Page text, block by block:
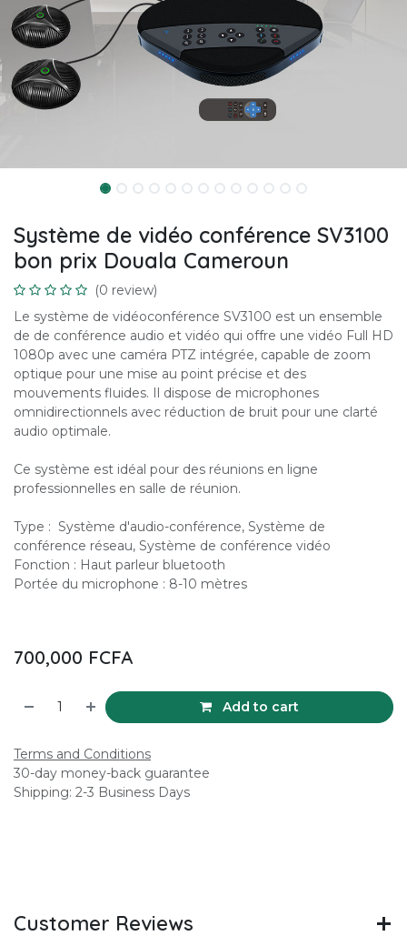
Système de vidéo conférence SV3100
bon prix Douala Cameroun
(0 review)
Le système de vidéoconférence SV3100 est un ensemble
de de conférence audio et vidéo qui offre une vidéo Full HD
1080p avec une caméra PTZ intégrée, capable de zoom
optique pour une mise au point précise et des
mouvements fluides. Il dispose de microphones
omnidirectionnels avec réduction de bruit pour une clarté
audio optimale.
Ce système est idéal pour des réunions en ligne
professionnelles en salle de réunion.
Type : Système d'audio-conférence, Système de
conférence réseau, Système de conférence vidéo
Fonction : Haut parleur bluetooth
Portée du microphone : 8-10 mètres
700,000 FCFA
Add to cart
Terms and Conditions
30-day money-back guarantee
Shipping: 2-3 Business Days
Customer Reviews